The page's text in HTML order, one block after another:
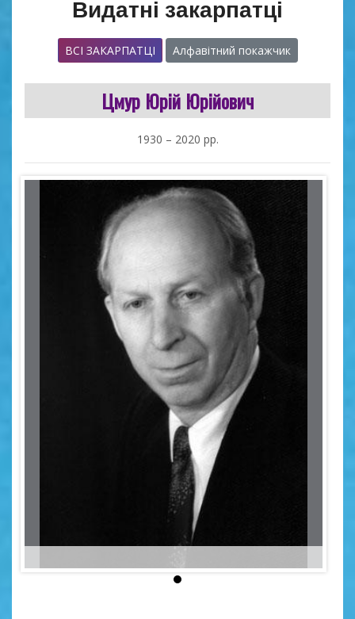
Видатні закарпатці
ВСІ ЗАКАРПАТЦІ Алфавітний покажчик
Цмур Юрій Юрійович
1930 – 2020 рр.